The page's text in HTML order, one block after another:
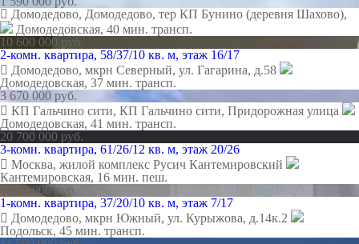
Домодедово, Домодедово, тер КП Бунино (деревня Шахово),
Домодедовская, 40 мин. трансп.
10 600 000 руб.
2-комн. квартира, 58/37/10 кв. м, этаж 16/17
Домодедово, мкрн Северный, ул. Гагарина, д.58
Домодедовская, 37 мин. трансп.
3 670 000 руб.
КП Гальчино сити, КП Гальчино сити, Придорожная улица
Домодедовская, 41 мин. трансп.
20 700 000 руб.
3-комн. квартира, 61/26/12 кв. м, этаж 20/26
Москва, жилой комплекс Русич Кантемировский
Кантемировская, 16 мин. пеш.
7 450 000 руб.
1-комн. квартира, 37/20/10 кв. м, этаж 7/17
Домодедово, мкрн Южный, ул. Курыжова, д.14к.2
Подольск, 45 мин. трансп.